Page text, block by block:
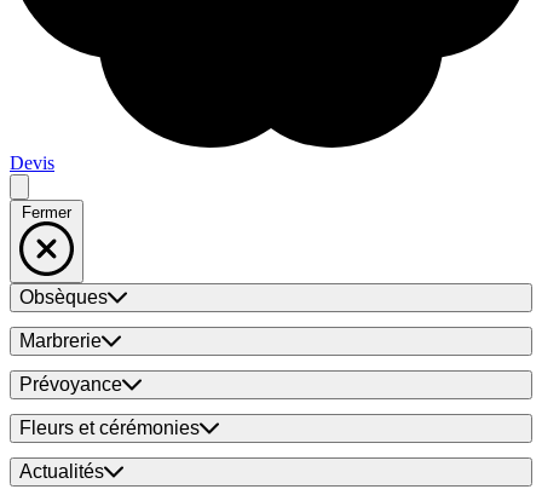
Devis
Fermer
Obsèques
Marbrerie
Prévoyance
Fleurs et cérémonies
Actualités